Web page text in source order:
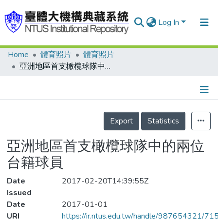
Log In
Communities & Collections
Statistics
Home 體育照片
體育照片
亞洲地區首支橄欖球隊中的兩位台籍球員
Details
Export
Statistics
亞洲地區首支橄欖球隊中的兩位
台籍球員
Date
Issued
2017-02-20T14:39:55Z
Date
2017-01-01
URI
https://ir.ntus.edu.tw/handle/987654321/